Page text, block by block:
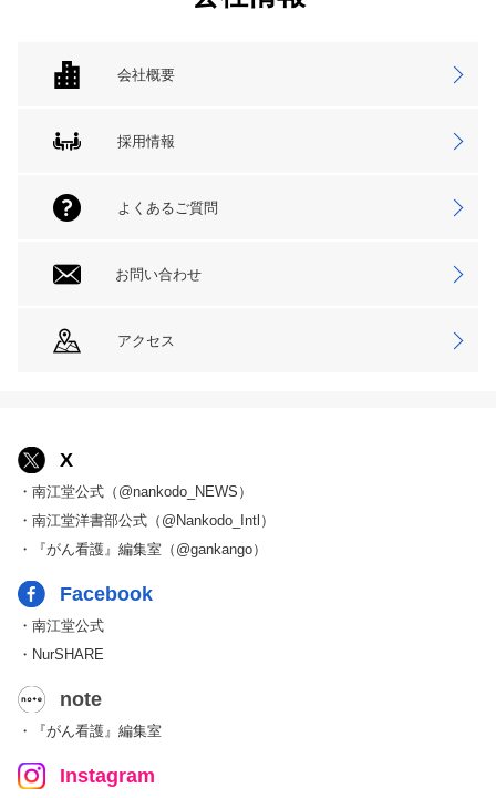
会社概要
採用情報
よくあるご質問
お問い合わせ
アクセス
X
・南江堂公式（@nankodo_NEWS）
・南江堂洋書部公式（@Nankodo_Intl）
・『がん看護』編集室（@gankango）
Facebook
・南江堂公式
・NurSHARE
note
・『がん看護』編集室
Instagram